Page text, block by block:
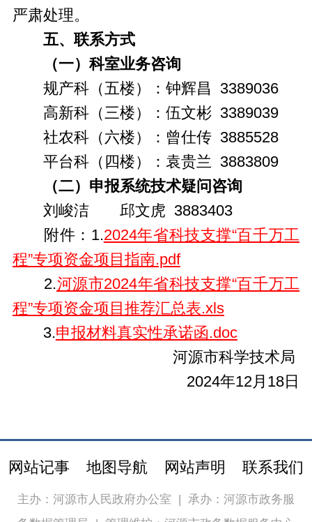
严肃处理。
五、联系方式
（一）科室业务咨询
规产科（五楼）：钟辉昌 3389036
高新科（三楼）：伍文彬 3389039
社农科（六楼）：曾仕传 3885528
平台科（四楼）：袁贵兰 3883809
（二）申报系统技术疑问咨询
刘峻洁 邱文虎 3883403
附件：1.2024年省科技支撑“百千万工
程”专项资金项目指南.pdf
2.河源市2024年省科技支撑“百千万工
程”专项资金项目推荐汇总表.xls
3.申报材料真实性承诺函.doc
河源市科学技术局
2024年12月18日
网站记事 地图导航 网站声明 联系我们
主办：河源市人民政府办公室 | 承办：河源市政务服